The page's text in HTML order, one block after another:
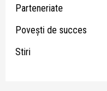
Parteneriate
Poveşti de succes
Stiri